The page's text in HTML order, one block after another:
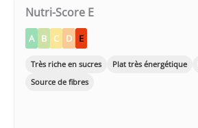
Nutri-Score E
A B C D E
Très riche en sucres Plat très énergétique
Source de fibres